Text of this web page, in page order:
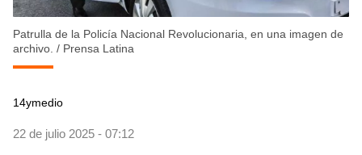
Patrulla de la Policía Nacional Revolucionaria, en una imagen de
archivo. / Prensa Latina
14ymedio
22 de julio 2025 - 07:12